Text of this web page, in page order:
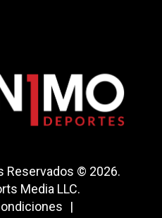
Reservados © 2026.
Media LLC.